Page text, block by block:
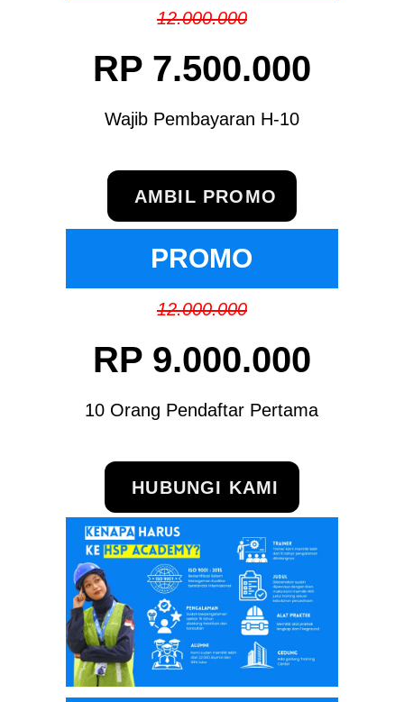
12.000.000
RP 7.500.000
Wajib Pembayaran H-10
AMBIL PROMO
PROMO
12.000.000
RP 9.000.000
10 Orang Pendaftar Pertama
HUBUNGI KAMI